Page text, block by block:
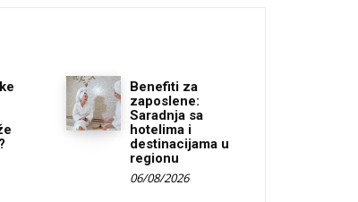
Benefiti za
zaposlene:
Saradnja sa
hotelima i
destinacijama u
regionu
06/08/2026